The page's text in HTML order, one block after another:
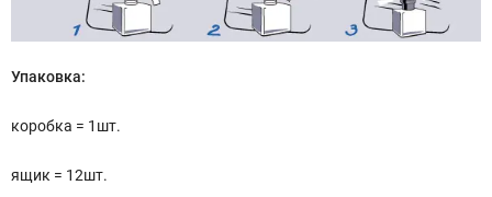
Упаковка:
коробка = 1шт.
ящик = 12шт.